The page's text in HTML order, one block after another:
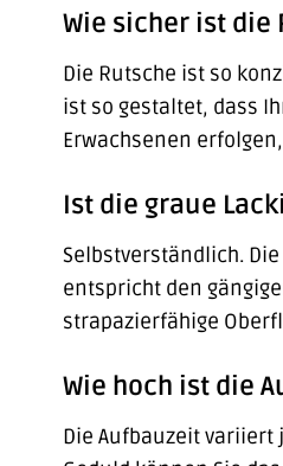
Wie sicher ist die
Die Rutsche ist so
ist so gestaltet, dass
Erwachsenen
Ist die graue
Selbstverständlich.
entspricht den
strapazierfähige
Wie hoch ist die
Die Aufbauzeit